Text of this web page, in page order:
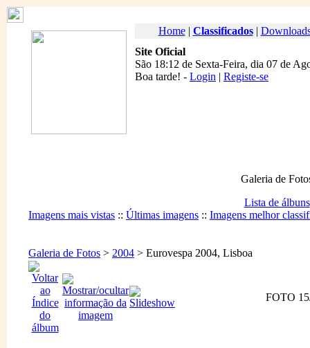
Home| Classificados|
Site Oficial
São 18:12 de Sexta-Feira, dia 07 de
Boa tarde! - Login | Registe-se
Galeria de
Lista de álbuns
Imagens mais vistas :: Últimas imagens :: Imagens melhor
Galeria de Fotos > 2004 > Eurovespa 2004, Lisboa
FOTO